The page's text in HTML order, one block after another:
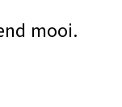
mooi.